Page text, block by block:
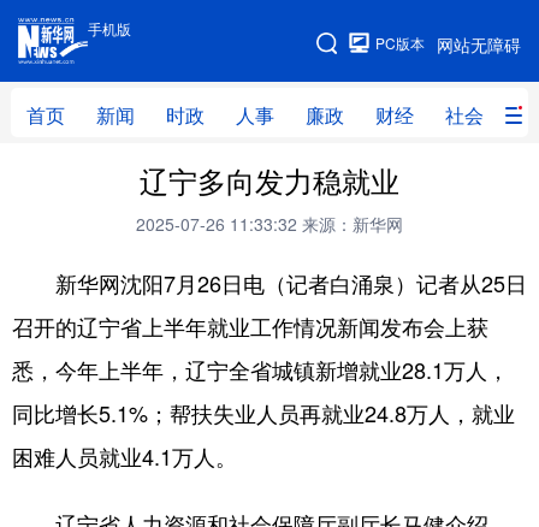
手机版
网站无障碍
PC版本
首页 新闻 时政 人事 廉政 财经 社会 科
手机版
网站地图
新闻 时政
财经 社会
文化 教育 健康 旅游
体育 视频 直播 无人机
地方频道
辽宁多向发力稳就业
2025-07-26 11:33:32 来源：新华网
新华网沈阳7月26日电（记者白涌泉）记者从25日
召开的辽宁省上半年就业工作情况新闻发布会上获
悉，今年上半年，辽宁全省城镇新增就业28.1万人，
同比增长5.1%；帮扶失业人员再就业24.8万人，就业
困难人员就业4.1万人。